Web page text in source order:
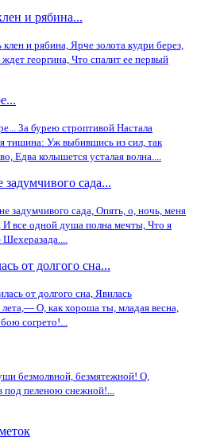
и рябина...
и рябина, Ярче золота кудри берез,
георгина, Что спалит ее первый
За бурею строптивой Настала
тишина: Уж выбившись из сил, так
Едва колышется усталая волна....
сада...
задумчивого сада, Опять, о, ночь, меня
И все одной душа полна мечты, Что я
от долгого сна...
от долгого сна, Явилась
лета,— О, как хороша ты, младая весна,
согрето!...
безмолвной, безмятежной! О,
под пеленою снежной!...